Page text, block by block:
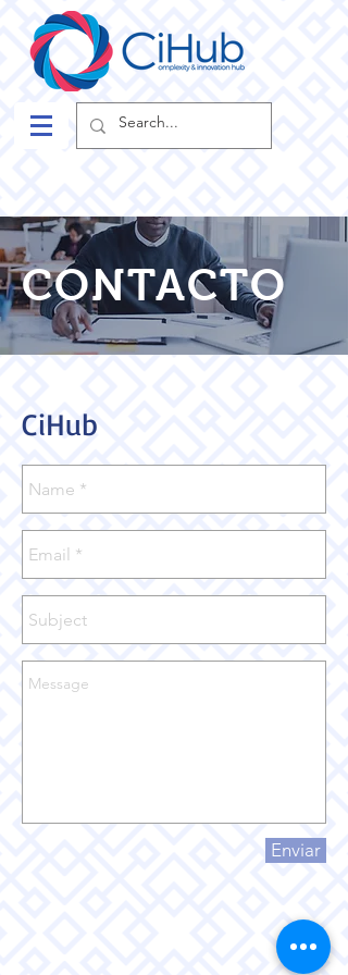
CONTACTO
CiHub
Enviar